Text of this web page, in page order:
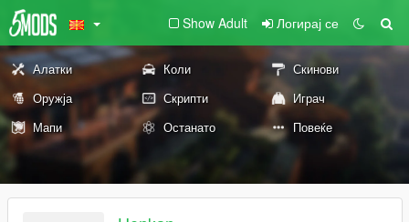
Show Adult Логирај се
Алатки Коли
Скинови
Оружја
Скрипти
Играч
Мапи
Останато Повеќе